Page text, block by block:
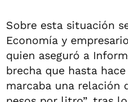
Sobre esta situación
Economía y
quien aseguró a
brecha que hasta
marcaba una relación